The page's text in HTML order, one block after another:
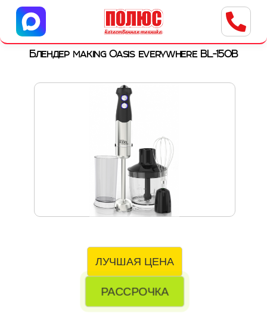
Центр бытовой техники
г. Ульяновск, ул. Пушкарева, 8a
Блендер making Oasis everywhere BL-150B
ЛУЧШАЯ ЦЕНА
РАССРОЧКА